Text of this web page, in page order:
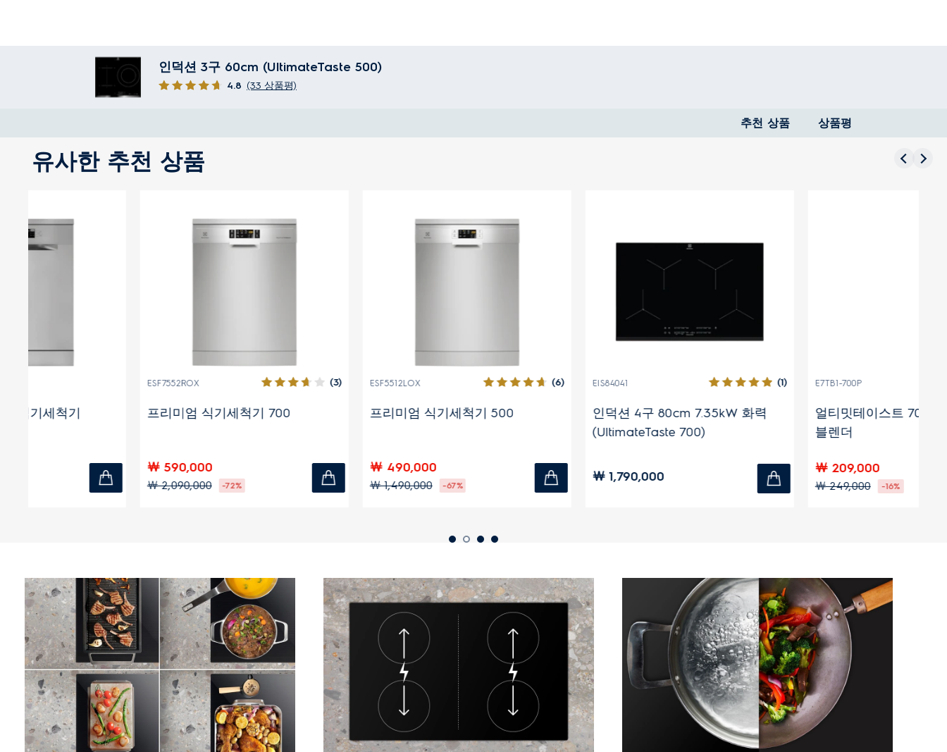
인덕션 3구 60cm (UltimateTaste 500)
4.8 (33 상품평)
추천 상품 상품평
유사한 추천 상품
프리미엄 식기세척기 700
￦ 590,000
￦ 2,090,000
ESF5512LOX
프리미엄 식기세척기 500
￦ 490,000
￦ 1,490,000
EIS84041
인덕션 4구 80cm 7.35kW 화력
(UltimateTaste 700)
￦ 1,790,000
E7TB1-700P
얼티밋테이스트 700 1500W 초고속
￦ 209,000
￦ 249,000 -16%